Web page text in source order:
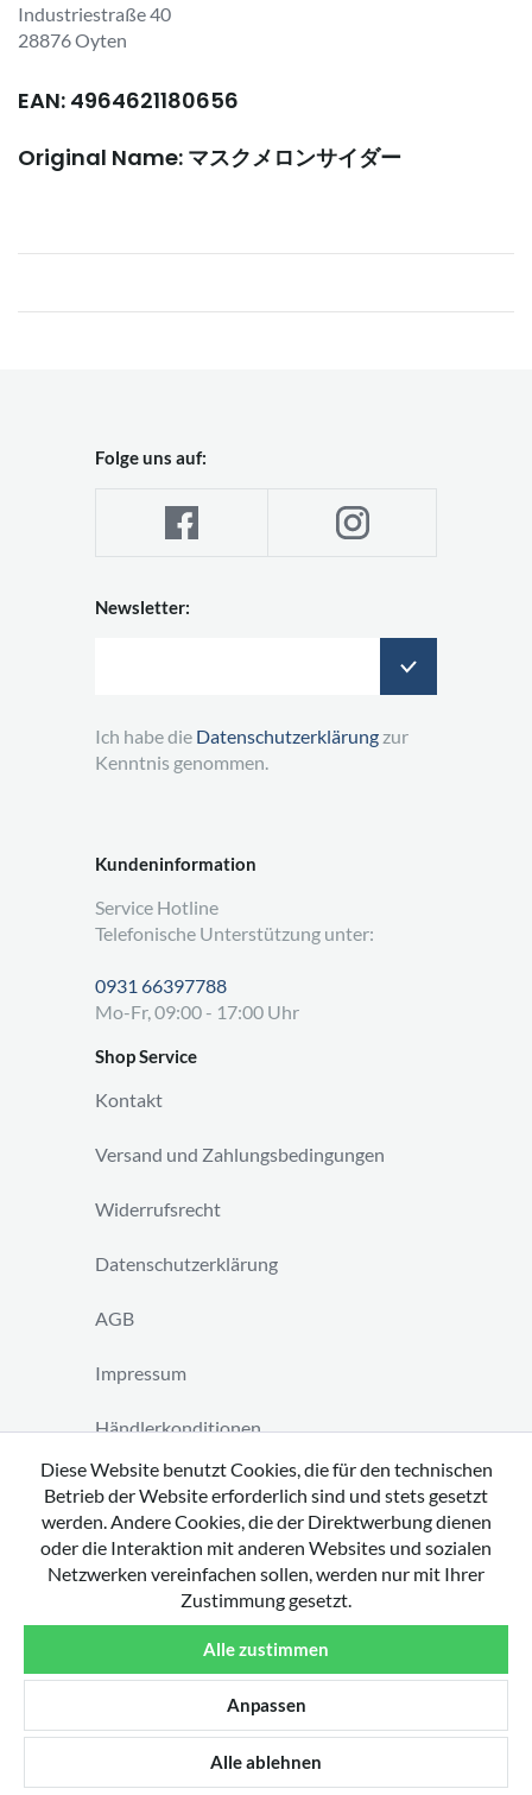
Industriestraße 40
28876 Oyten
EAN: 4964621180656
Original Name: マスクメロンサイダー
Kundeninformation
Service Hotline
Telefonische Unterstützung unter:
0931 66397788
Mo-Fr, 09:00 - 17:00 Uhr
Shop Service
Kontakt
Versand und Zahlungsbedingungen
Widerrufsrecht
Datenschutzerklärung
AGB
Impressum
Händlerkonditionen
Vertrag widerrufen
Folge uns auf:
Newsletter:
Ich habe die Datenschutzerklärung zur
Kenntnis genommen.
Copyright 2026 by tavato GmbH
Diese Website benutzt Cookies, die für den technischen
Betrieb der Website erforderlich sind und stets gesetzt
werden. Andere Cookies, die der Direktwerbung dienen
oder die Interaktion mit anderen Websites und sozialen
Netzwerken vereinfachen sollen, werden nur mit Ihrer
Zustimmung gesetzt.